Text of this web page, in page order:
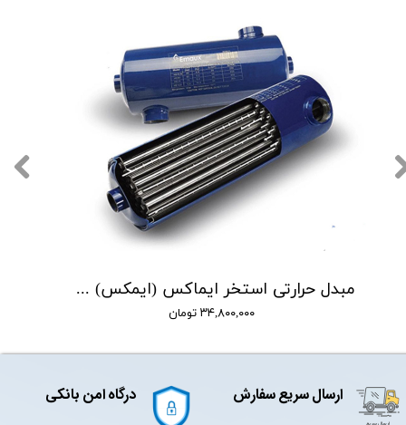
مبدل حرارتی استخر ایماکس (ایمکس) مدل HE 40
۳۴,۸۰۰,۰۰۰ تومان
ارسال سریع سفارش درگاه امن بانکی